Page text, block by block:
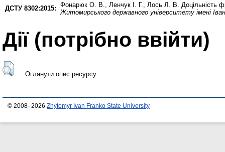
ДСТУ 8302:2015: Фонарюк О. В. Ленчук І. Г. Лось Л. В.
Доцільність
Житомирського державного університету імені
Дії ​​(потрібно ввійти)
Оглянути опис ресурсу
© 2008–2026 Zhytomyr Ivan Franko State University